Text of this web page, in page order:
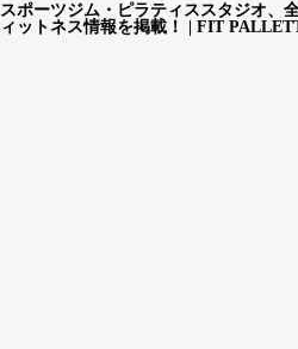
スポーツジム・ピラティススタジオ、
ィットネス情報を掲載！ | FIT